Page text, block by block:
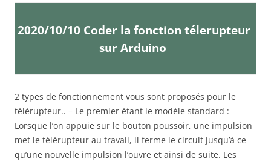
2020/10/10 Coder la fonction télerupteur
sur Arduino
2 types de fonctionnement vous sont proposés pour le
télérupteur.. – Le premier étant le modèle standard :
Lorsque l’on appuie sur le bouton poussoir, une impulsion
met le télérupteur au travail, il ferme le circuit jusqu’à ce
qu’une nouvelle impulsion l’ouvre et ainsi de suite. Les